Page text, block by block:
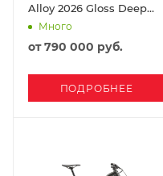
Alloy 2026 Gloss Deep
Orange / Deep Lake
Много
от790 000 руб.
ПОДРОБНЕЕ